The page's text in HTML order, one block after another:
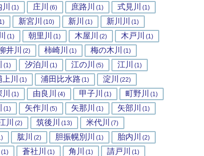
(1) 庄川 (6) 庶路川 (1) 式見川 (1)
新宮川 (10) 新川 (1) 新川川 (1)
(1) 朝里川 (1) 木屋川 (2) 木戸川 (1)
井川 (2) 柿崎川 (1) 梅の木川 (1)
(1) 汐泊川 (1) 江の川 (5) 江川 (1)
川 (1) 浦田比水路 (1) 淀川 (22)
(1) 由良川 (4) 甲子川 (1) 町野川 (1)
(1) 矢作川 (5) 矢那川 (1) 矢部川 (1)
川 (2) 筑後川 (13) 米代川 (7)
肱川 (2) 胆振幌別川 (1) 胎内川 (2)
(1) 蒼社川 (1) 角川 (1) 請戸川 (1)